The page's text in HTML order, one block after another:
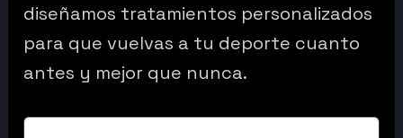
diseñamos tratamientos personalizados
para que vuelvas a tu deporte cuanto
antes y mejor que nunca.